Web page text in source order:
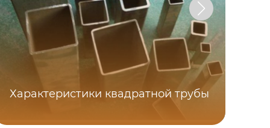
Характеристики квадратной трубы